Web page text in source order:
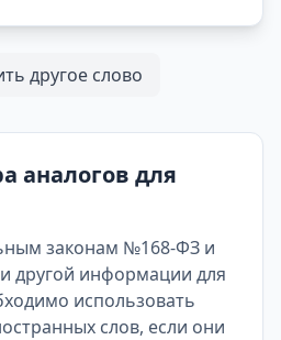
другое слово
аналогов для
законам №168-ФЗ и
другой информации для
использовать
слов, если они